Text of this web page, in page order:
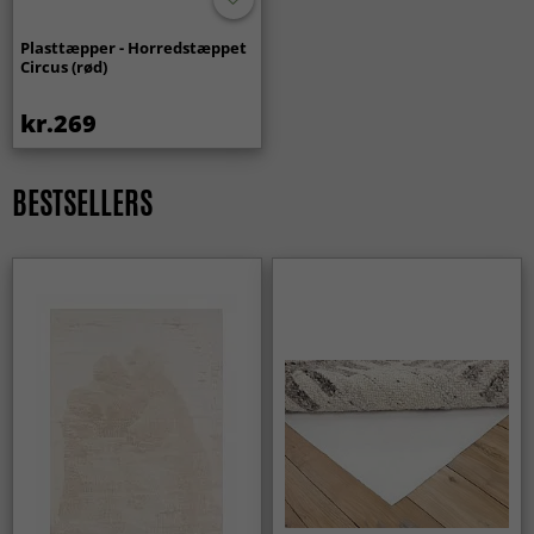
Plasttæpper - Horredstæppet
Circus (rød)
kr.269
BESTSELLERS